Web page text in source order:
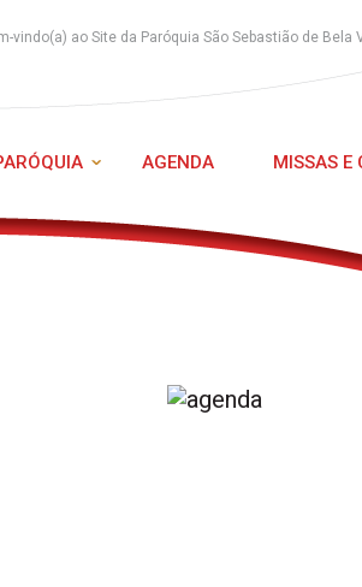
vindo(a) ao Site da Paróquia São Sebastião de Bela
AGENDA MISSAS E